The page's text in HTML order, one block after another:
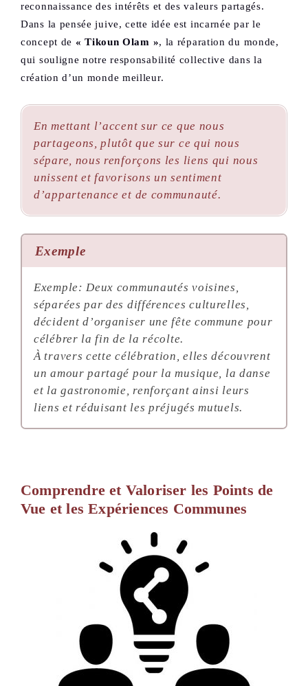
reconnaissance des intérêts et des valeurs partagés.
Dans la pensée juive, cette idée est incarnée par le
concept de « Tikoun Olam », la réparation du monde,
qui souligne notre responsabilité collective dans la
création d’un monde meilleur.
En mettant l’accent sur ce que nous
partageons, plutôt que sur ce qui nous
sépare, nous renforçons les liens qui nous
unissent et favorisons un sentiment
d’appartenance et de communauté.
Exemple
Exemple: Deux communautés voisines,
séparées par des différences culturelles,
décident d’organiser une fête commune pour
célébrer la fin de la récolte.
À travers cette célébration, elles découvrent
un amour partagé pour la musique, la danse
et la gastronomie, renforçant ainsi leurs
liens et réduisant les préjugés mutuels.
Comprendre et Valoriser les Points de
Vue et les Expériences Communes